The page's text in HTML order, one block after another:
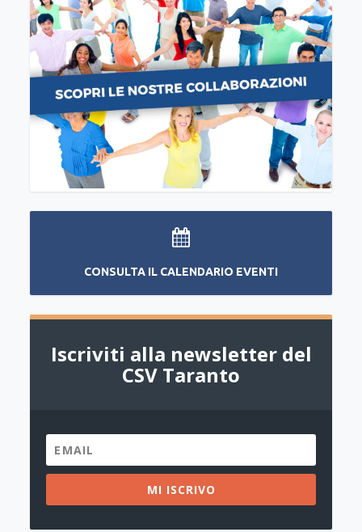
CONSULTA IL CALENDARIO EVENTI
Iscriviti alla newsletter del
CSV Taranto
MI ISCRIVO